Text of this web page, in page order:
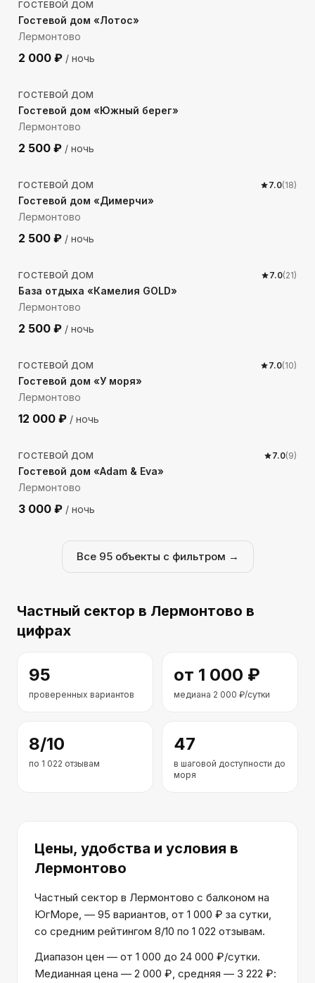
ГОСТЕВОЙ ДОМ
Гостевой дом «Лотос»
Лермонтово
2 000 ₽ / ночь
759м до моря
ГОСТЕВОЙ ДОМ
Гостевой дом «Южный берег»
Лермонтово
2 500 ₽ / ночь
509м до моря
ГОСТЕВОЙ ДОМ 7.0(18)
Гостевой дом «Димерчи»
Лермонтово
2 500 ₽ / ночь
129м до моря
ГОСТЕВОЙ ДОМ 7.0(21)
База отдыха «Камелия GOLD»
Лермонтово
2 500 ₽ / ночь
248м до моря
ГОСТЕВОЙ ДОМ 7.0(10)
Гостевой дом «У моря»
Лермонтово
12 000 ₽ / ночь
989 м до моря
ГОСТЕВОЙ ДОМ 7.0(9)
Гостевой дом «Adam & Eva»
Лермонтово
3 000 ₽ / ночь
Все 95объекты с фильтром →
Частный сектор в Лермонтово в
цифрах
95
проверенных вариантов
от 1 000 ₽
медиана 2 000 ₽/сутки
8/10
по 1 022 отзывам
47
в шаговой доступности до
моря
Цены, удобства и условия в
Лермонтово
Частный сектор в Лермонтово с балконом на
ЮгМоре, — 95 вариантов, от 1 000 ₽ за сутки,
со средним рейтингом 8/10 по 1 022 отзывам.
Диапазон цен — от 1 000 до 24 000 ₽/сутки.
Медианная цена — 2 000 ₽, средняя — 3 222 ₽: